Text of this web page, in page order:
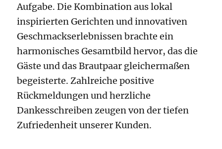
Aufgabe. Die Kombination aus lokal
inspirierten Gerichten und innovativen
Geschmackserlebnissen brachte ein
harmonisches Gesamtbild hervor, das die
Gäste und das Brautpaar gleichermaßen
begeisterte. Zahlreiche positive
Rückmeldungen und herzliche
Dankesschreiben zeugen von der tiefen
Zufriedenheit unserer Kunden.